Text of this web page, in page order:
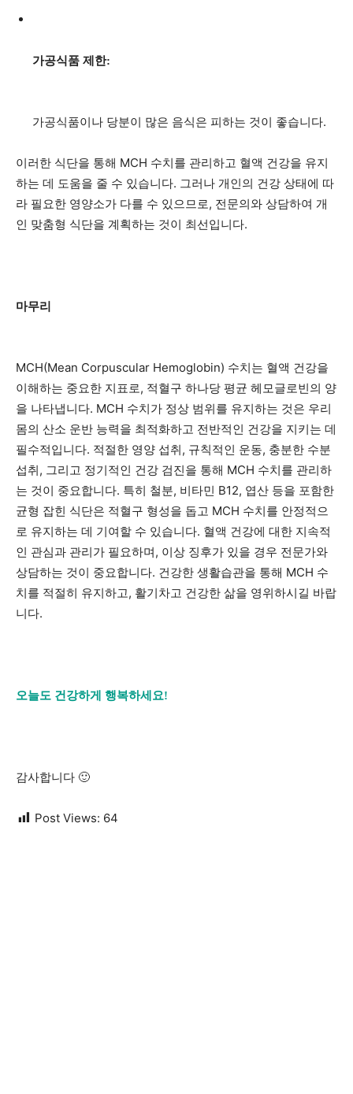
가공식품 제한:
가공식품이나 당분이 많은 음식은 피하는 것이 좋습니다.
이러한 식단을 통해 MCH 수치를 관리하고 혈액 건강을 유지
하는 데 도움을 줄 수 있습니다. 그러나 개인의 건강 상태에 따
라 필요한 영양소가 다를 수 있으므로, 전문의와 상담하여 개
인 맞춤형 식단을 계획하는 것이 최선입니다.
마무리
MCH(Mean Corpuscular Hemoglobin) 수치는 혈액 건강을
이해하는 중요한 지표로, 적혈구 하나당 평균 헤모글로빈의 양
을 나타냅니다. MCH 수치가 정상 범위를 유지하는 것은 우리
몸의 산소 운반 능력을 최적화하고 전반적인 건강을 지키는 데
필수적입니다. 적절한 영양 섭취, 규칙적인 운동, 충분한 수분
섭취, 그리고 정기적인 건강 검진을 통해 MCH 수치를 관리하
는 것이 중요합니다. 특히 철분, 비타민 B12, 엽산 등을 포함한
균형 잡힌 식단은 적혈구 형성을 돕고 MCH 수치를 안정적으
로 유지하는 데 기여할 수 있습니다. 혈액 건강에 대한 지속적
인 관심과 관리가 필요하며, 이상 징후가 있을 경우 전문가와
상담하는 것이 중요합니다. 건강한 생활습관을 통해 MCH 수
치를 적절히 유지하고, 활기차고 건강한 삶을 영위하시길 바랍
니다.
오늘도 건강하게 행복하세요!
감사합니다 🙂
Post Views: 64